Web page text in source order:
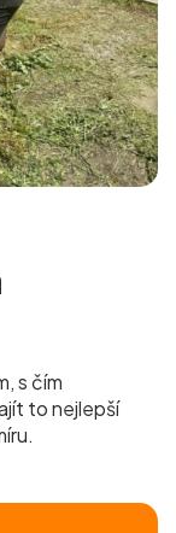
s čím
to nejlepší